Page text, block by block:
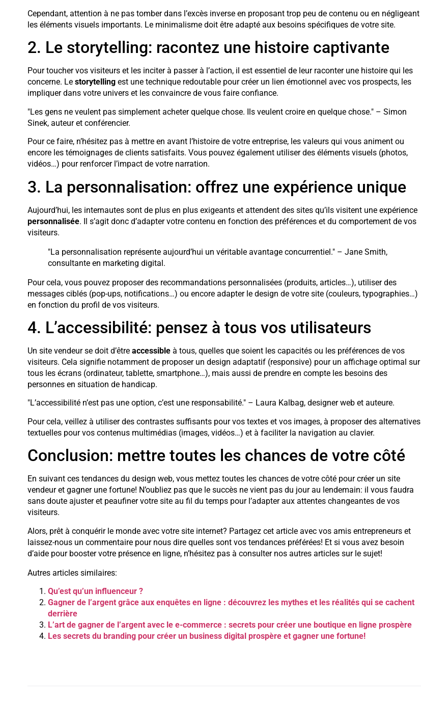
Cependant, attention à ne pas tomber dans l’excès inverse en proposant trop peu de contenu ou en négligeant
les éléments visuels importants. Le minimalisme doit être adapté aux besoins spécifiques de votre site.
2. Le storytelling: racontez une histoire captivante
Pour toucher vos visiteurs et les inciter à passer à l’action, il est essentiel de leur raconter une histoire qui les
concerne. Le storytellingest une technique redoutable pour créer un lien émotionnel avec vos prospects, les
impliquer dans votre univers et les convaincre de vous faire confiance.
"Les gens ne veulent pas simplement acheter quelque chose. Ils veulent croire en quelque chose." – Simon
Sinek, auteur et conférencier.
Pour ce faire, n’hésitez pas à mettre en avant l’histoire de votre entreprise, les valeurs qui vous animent ou
encore les témoignages de clients satisfaits. Vous pouvez également utiliser des éléments visuels (photos,
vidéos…) pour renforcer l’impact de votre narration.
3. La personnalisation: offrez une expérience unique
Aujourd’hui, les internautes sont de plus en plus exigeants et attendent des sites qu’ils visitent une expérience
personnalisée. Il s’agit donc d’adapter votre contenu en fonction des préférences et du comportement de vos
visiteurs.
"La personnalisation représente aujourd’hui un véritable avantage concurrentiel." – Jane Smith,
consultante en marketing digital.
Pour cela, vous pouvez proposer des recommandations personnalisées (produits, articles…), utiliser des
messages ciblés (pop-ups, notifications…) ou encore adapter le design de votre site (couleurs, typographies…)
en fonction du profil de vos visiteurs.
4. L’accessibilité: pensez à tous vos utilisateurs
Un site vendeur se doit d’être accessibleà tous, quelles que soient les capacités ou les préférences de vos
visiteurs. Cela signifie notamment de proposer un design adaptatif (responsive) pour un affichage optimal sur
tous les écrans (ordinateur, tablette, smartphone…), mais aussi de prendre en compte les besoins des
personnes en situation de handicap.
"L’accessibilité n’est pas une option, c’est une responsabilité." – Laura Kalbag, designer web et auteure.
Pour cela, veillez à utiliser des contrastes suffisants pour vos textes et vos images, à proposer des alternatives
textuelles pour vos contenus multimédias (images, vidéos…) et à faciliter la navigation au clavier.
Conclusion: mettre toutes les chances de votre côté
En suivant ces tendances du design web, vous mettez toutes les chances de votre côté pour créer un site
vendeur et gagner une fortune! N’oubliez pas que le succès ne vient pas du jour au lendemain: il vous faudra
sans doute ajuster et peaufiner votre site au fil du temps pour l’adapter aux attentes changeantes de vos
visiteurs.
Alors, prêt à conquérir le monde avec votre site internet? Partagez cet article avec vos amis entrepreneurs et
laissez-nous un commentaire pour nous dire quelles sont vos tendances préférées! Et si vous avez besoin
d’aide pour booster votre présence en ligne, n’hésitez pas à consulter nos autres articles sur le sujet!
Autres articles similaires:
Qu’est qu’un influenceur ?
Gagner de l’argent grâce aux enquêtes en ligne : découvrez les mythes et les réalités qui se cachent
derrière
L’art de gagner de l’argent avec le e-commerce : secrets pour créer une boutique en ligne prospère
Les secrets du branding pour créer un business digital prospère et gagner une fortune!